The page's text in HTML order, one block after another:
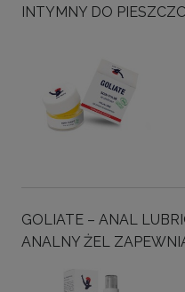
INTYMNY DO
GOLIATE – ANAL
ANALNY ŻEL